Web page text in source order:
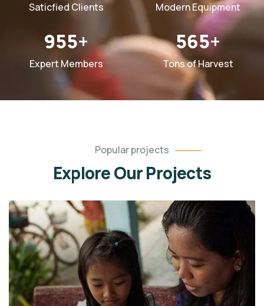
Saticfied Clients Modern Equipment
955+
Expert Members
565+
Tons of Harvest
Popular projects
Explore Our Projects